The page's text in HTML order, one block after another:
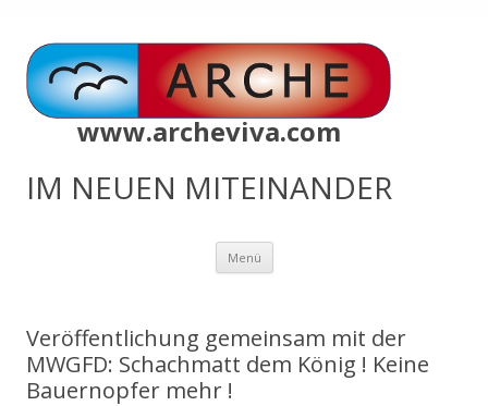
www.archeviva.com
IM NEUEN MITEINANDER
Menü Zum
springen
Veröffentlichung gemeinsam mit der
MWGFD: Schachmatt dem König ! Keine
Bauernopfer mehr !